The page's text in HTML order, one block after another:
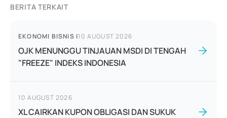
BERITA TERKAIT
EKONOMI BISNIS |10 AUGUST 2026
OJK MENUNGGU TINJAUAN MSDI DI TENGAH
"FREEZE" INDEKS INDONESIA
10 AUGUST 2026
XL CAIRKAN KUPON OBLIGASI DAN SUKUK